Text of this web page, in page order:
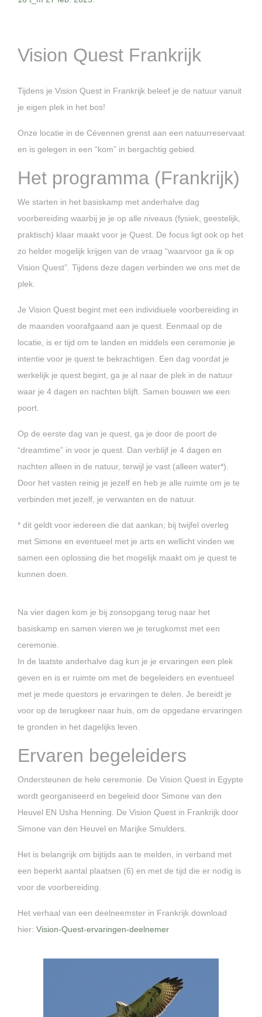
Vision Quest Frankrijk
Tijdens je Vision Quest in Frankrijk beleef je de natuur vanuit
je eigen plek in het bos!
Onze locatie in de Cévennen grenst aan een natuurreservaat
en is gelegen in een “kom” in bergachtig gebied.
Het programma (Frankrijk)
We starten in het basiskamp met anderhalve dag
voorbereiding waarbij je je op alle niveaus (fysiek, geestelijk,
praktisch) klaar maakt voor je Quest. De focus ligt ook op het
zo helder mogelijk krijgen van de vraag “waarvoor ga ik op
Vision Quest”. Tijdens deze dagen verbinden we ons met de
plek.
Je Vision Quest begint met een individiuele voorbereiding in
de maanden voorafgaand aan je quest. Eenmaal op de
locatie, is er tijd om te landen en middels een ceremonie je
intentie voor je quest te bekrachtigen. Een dag voordat je
werkelijk je quest begint, ga je al naar de plek in de natuur
waar je 4 dagen en nachten blijft. Samen bouwen we een
poort.
Op de eerste dag van je quest, ga je door de poort de
“dreamtime” in voor je quest. Dan verblijf je 4 dagen en
nachten alleen in de natuur, terwijl je vast (alleen water*).
Door het vasten reinig je jezelf en heb je alle ruimte om je te
verbinden met jezelf, je verwanten en de natuur.
* dit geldt voor iedereen die dat aankan; bij twijfel overleg
met Simone en eventueel met je arts en wellicht vinden we
samen een oplossing die het mogelijk maakt om je quest te
kunnen doen.
Na vier dagen kom je bij zonsopgang terug naar het
basiskamp en samen vieren we je terugkomst met een
ceremonie.
In de laatste anderhalve dag kun je je ervaringen een plek
geven en is er ruimte om met de begeleiders en eventueel
met je mede questors je ervaringen te delen. Je bereidt je
voor op de terugkeer naar huis, om de opgedane ervaringen
te gronden in het dagelijks leven.
Ervaren begeleiders
Ondersteunen de hele ceremonie. De Vision Quest in Egypte
wordt georganiseerd en begeleid door Simone van den
Heuvel EN Usha Henning. De Vision Quest in Frankrijk door
Simone van den Heuvel en Marijke Smulders.
Het is belangrijk om bijtijds aan te melden, in verband met
een beperkt aantal plaatsen (6) en met de tijd die er nodig is
voor de voorbereiding.
Het verhaal van een deelneemster in Frankrijk download
hier: Vision-Quest-ervaringen-deelnemer